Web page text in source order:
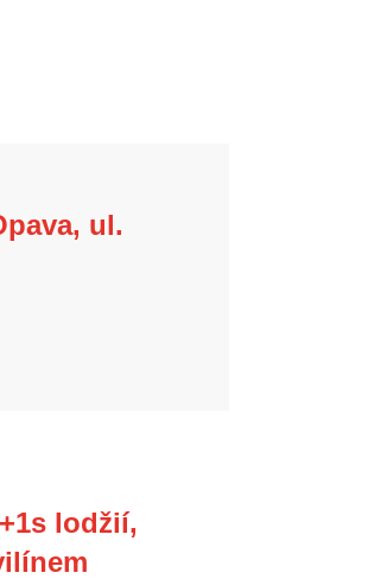
ul.
lodžií,